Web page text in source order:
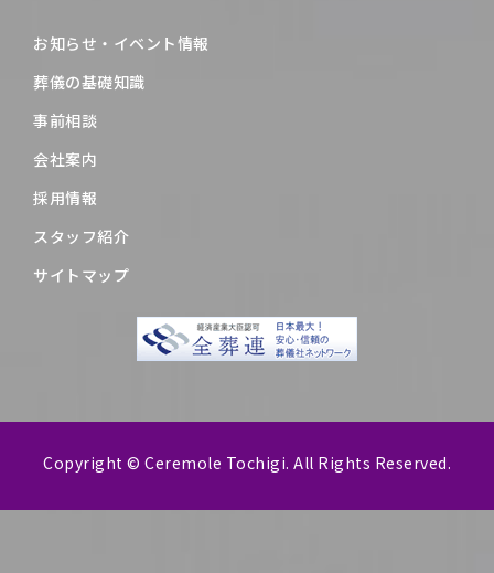
お知らせ・イベント情報
葬儀の基礎知識
事前相談
会社案内
採用情報
スタッフ紹介
サイトマップ
Copyright © Ceremole Tochigi. All Rights Reserved.